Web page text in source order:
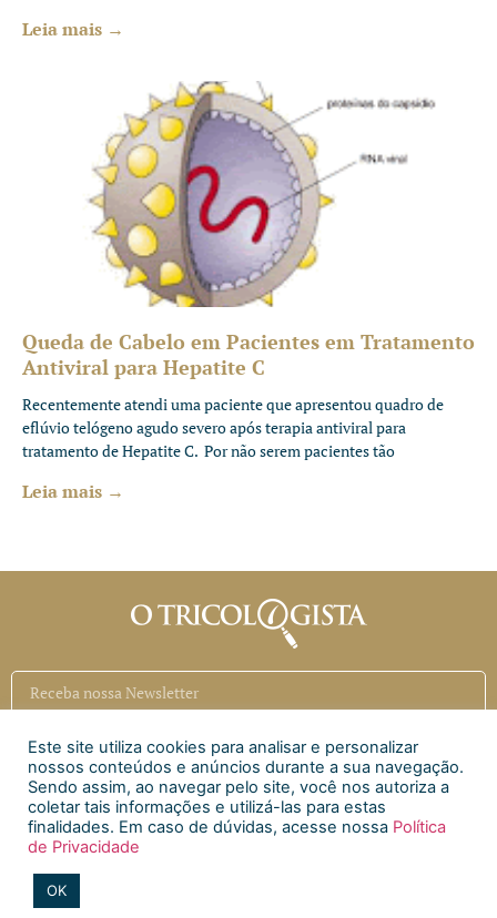
Leia mais →
Queda de Cabelo em Pacientes em Tratamento
Antiviral para Hepatite C
Recentemente atendi uma paciente que apresentou quadro de
eflúvio telógeno agudo severo após terapia antiviral para
tratamento de Hepatite C. Por não serem pacientes tão
Leia mais →
Inscrever
Siga a CAECI
Siga a Clínica Htri
Este site utiliza cookies para analisar e personalizar
nossos conteúdos e anúncios durante a sua navegação.
Sendo assim, ao navegar pelo site, você nos autoriza a
coletar tais informações e utilizá-las para estas
finalidades. Em caso de dúvidas, acesse nossa Política
de Privacidade
OK